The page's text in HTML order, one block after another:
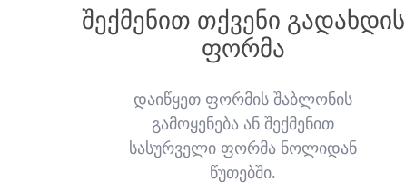
შექმენით თქვენი გადახდის
ფორმა
დაიწყეთ ფორმის შაბლონის
გამოყენება ან შექმენით
სასურველი ფორმა ნოლიდან
წუთებში.